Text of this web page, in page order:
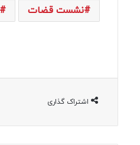
نشست قضات
اشتراک گذاری